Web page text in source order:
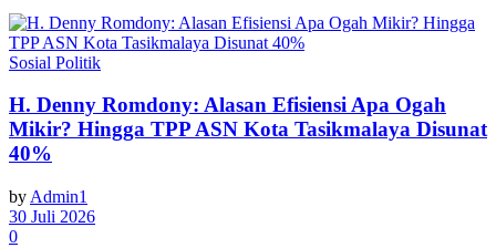
Sosial Politik
H. Denny Romdony: Alasan Efisiensi Apa Ogah
Mikir? Hingga TPP ASN Kota Tasikmalaya Disunat
40%
by Admin1
30 Juli 2026
0